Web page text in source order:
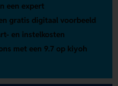
een expert
gratis digitaal voorbeeld
en instelkosten
met een 9.7 op kiyoh